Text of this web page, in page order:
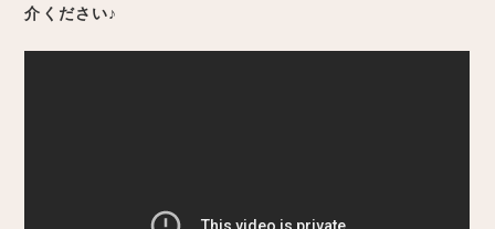
介ください♪